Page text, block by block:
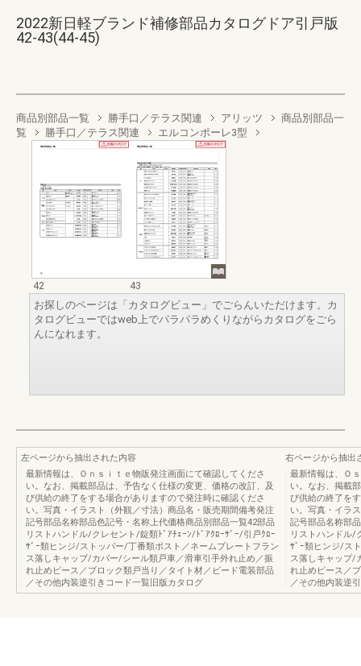
2022新日軽ブランド補修部品カタログドア引戸版
42-43(44-45)
商品別部品一覧 勝手口／テラス関連 アリッツ
商品別部品一
覧
勝手口／テラス関連 エルコンポーレ3型
42
43
お探しのページは「カタログビュー」でごらんいただけます。カ
タログビューではweb上でパラパラめくりながらカタログをごら
んになれます。
左ページから抽出された内容
最新情報は、Ｏｎｓｉｔｅ物販発注画面にて確認してくださ
い。なお、掲載部品は、予告なく仕様の変更、価格の改訂、及
び供給の終了をする場合がありますので発注時に確認くださ
い。写真・イラスト（外観／寸法）商品名・販売期間備考発注
記号部品名称部品色記号・名称上代価格商品別部品一覧42部品
リストハンドル/クレセント/錠類ﾄﾞｱﾁｪｰﾝ/ﾄﾞｱｸﾛｰｻﾞｰ/引戸ｸﾛｰ
ｻﾞｰ類ヒンジ/ストッパー/丁番類ポスト／ネームプレートフラン
ス落しキャップ/カバー/シール類戸車／滑車引手外れ止め／振
れ止めピース／ブロック類戸当り／タイト材／ビード電装部品
／その他内装逆引きコード一覧旧版カタログ
右ページから抽出
最新情報は、Ｏ
い。なお、掲載
び供給の終了を
い。写真・イラ
記号部品名称部
リストハンドル/
ｻﾞｰ類ヒンジ/ス
ス落しキャップ/
れ止めピース／
／その他内装逆